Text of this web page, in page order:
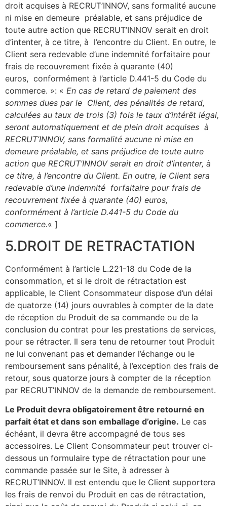
droit acquises à RECRUT’INNOV, sans formalité aucune
ni mise en demeure préalable, et sans préjudice de
toute autre action que RECRUT’INNOV serait en droit
d’intenter, à ce titre, à l’encontre du Client. En outre, le
Client sera redevable d’une indemnité forfaitaire pour
frais de recouvrement fixée à quarante (40)
euros, conformément à l’article D.441-5 du Code du
commerce. »: « En cas de retard de paiement des
sommes dues par le Client, des pénalités de retard,
calculées au taux de trois (3) fois le taux d’intérêt légal,
seront automatiquement et de plein droit acquises à
RECRUT’INNOV, sans formalité aucune ni mise en
demeure préalable, et sans préjudice de toute autre
action que RECRUT’INNOV serait en droit d’intenter, à
ce titre, à l’encontre du Client. En outre, le Client sera
redevable d’une indemnité forfaitaire pour frais de
recouvrement fixée à quarante (40) euros,
conformément à l’article D.441-5 du Code du
commerce.« ]
5.DROIT DE RETRACTATION
Conformément à l’article L.221-18 du Code de la
consommation, et si le droit de rétractation est
applicable, le Client Consommateur dispose d’un délai
de quatorze (14) jours ouvrables à compter de la date
de réception du Produit de sa commande ou de la
conclusion du contrat pour les prestations de services,
pour se rétracter. Il sera tenu de retourner tout Produit
ne lui convenant pas et demander l’échange ou le
remboursement sans pénalité, à l’exception des frais de
retour, sous quatorze jours à compter de la réception
par RECRUT’INNOV de la demande de remboursement.
Le Produit devra obligatoirement être retourné en
parfait état et dans son emballage d’origine. Le cas
échéant, il devra être accompagné de tous ses
accessoires. Le Client Consommateur peut trouver ci-
dessous un formulaire type de rétractation pour une
commande passée sur le Site, à adresser à
RECRUT’INNOV. Il est entendu que le Client supportera
les frais de renvoi du Produit en cas de rétractation,